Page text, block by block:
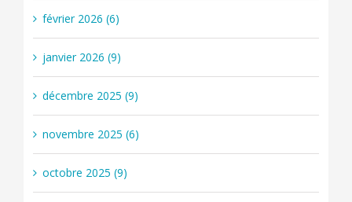
février 2026 (6)
janvier 2026 (9)
décembre 2025 (9)
novembre 2025 (6)
octobre 2025 (9)